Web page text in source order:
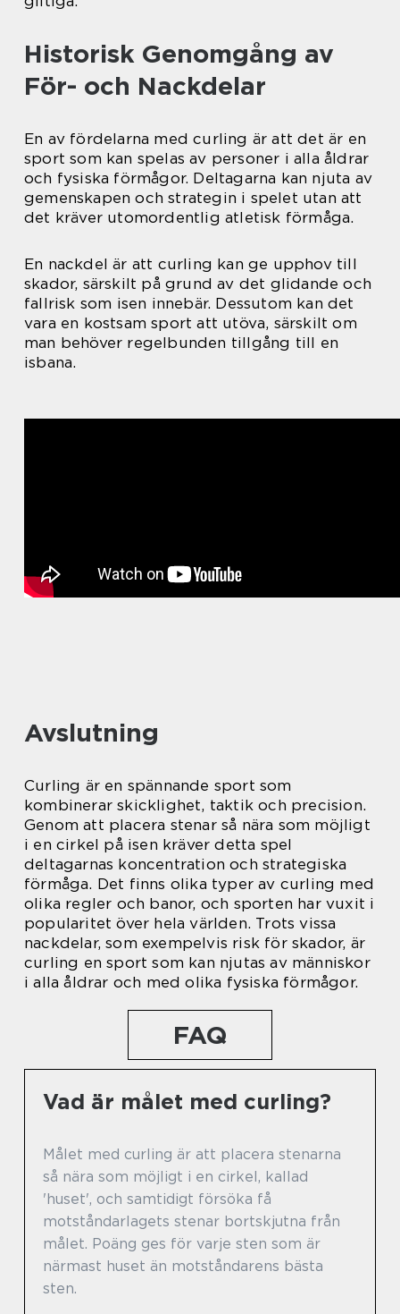
Historisk Genomgång av
För- och Nackdelar
En av fördelarna med curling är att det är en
sport som kan spelas av personer i alla åldrar
och fysiska förmågor. Deltagarna kan njuta av
gemenskapen och strategin i spelet utan att
det kräver utomordentlig atletisk förmåga.
En nackdel är att curling kan ge upphov till
skador, särskilt på grund av det glidande och
fallrisk som isen innebär. Dessutom kan det
vara en kostsam sport att utöva, särskilt om
man behöver regelbunden tillgång till en
isbana.
Avslutning
Curling är en spännande sport som
kombinerar skicklighet, taktik och precision.
Genom att placera stenar så nära som möjligt
i en cirkel på isen kräver detta spel
deltagarnas koncentration och strategiska
förmåga. Det finns olika typer av curling med
olika regler och banor, och sporten har vuxit i
popularitet över hela världen. Trots vissa
nackdelar, som exempelvis risk för skador, är
curling en sport som kan njutas av människor
i alla åldrar och med olika fysiska förmågor.
FAQ
Vad är målet med curling?
Målet med curling är att placera stenarna
så nära som möjligt i en cirkel, kallad
'huset', och samtidigt försöka få
motståndarlagets stenar bortskjutna från
målet. Poäng ges för varje sten som är
närmast huset än motståndarens bästa
sten.